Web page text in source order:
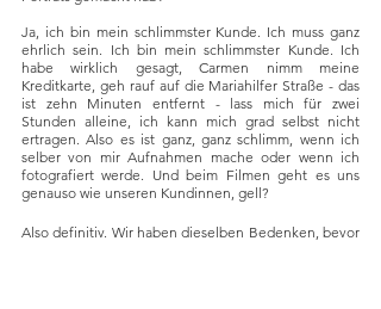
Ja, ich bin mein schlimmster Kunde. Ich muss ganz
ehrlich sein. Ich bin mein schlimmster Kunde. Ich
habe wirklich gesagt, Carmen nimm meine
Kreditkarte, geh rauf auf die Mariahilfer Straße - das
ist zehn Minuten entfernt - lass mich für zwei
Stunden alleine, ich kann mich grad selbst nicht
ertragen. Also es ist ganz, ganz schlimm, wenn ich
selber von mir Aufnahmen mache oder wenn ich
fotografiert werde. Und beim Filmen geht es uns
genauso wie unseren Kundinnen, gell?
Also definitiv. Wir haben dieselben Bedenken, bevor